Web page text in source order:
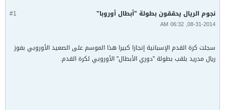
#1 نجوم الريال يحققون بطولة "أبطال أوروبا"
08-31-2014, 06:32 AM
سجلت كرة القدم الإسبانية إنجازا كبيرا هذا الموسم على الصعيد الأوروبي بفوز
ريال مدريد بلقب بطولة "دوري الأبطال" الأوروبي لكرة القدم.